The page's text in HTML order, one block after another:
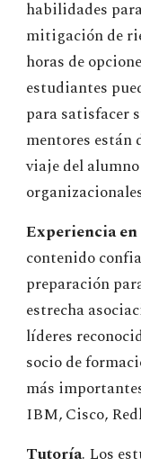
habilidades
mitigación de
horas de
estudiantes
para satisfacer
mentores están
viaje del
Experiencia en
contenido
preparación
estrecha
líderes
socio de
más
IBM, Cisco,
Tutoría. Los